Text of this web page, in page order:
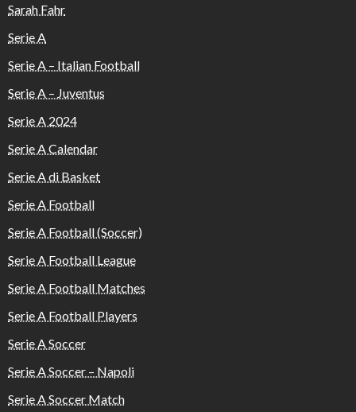
Sarah Fahr
Serie A
Serie A – Italian Football
Serie A – Juventus
Serie A 2024
Serie A Calendar
Serie A di Basket
Serie A Football
Serie A Football (Soccer)
Serie A Football League
Serie A Football Matches
Serie A Football Players
Serie A Soccer
Serie A Soccer – Napoli
Serie A Soccer Match